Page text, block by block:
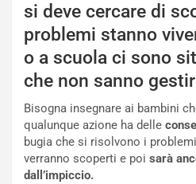
si deve cercare di
problemi stanno
o a scuola ci sono
che non sanno
Bisogna insegnare ai bambini
qualunque azione ha delle
bugia che si risolvono i
verranno scoperti e poi sarà
dall’impiccio.